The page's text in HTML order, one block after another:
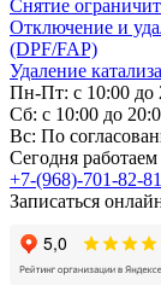
Снятие
Отключение и
(DPF/FAP)
Удаление
Пн-Пт: с 10:00 до
Сб: с 10:00 до
Вс: По
Сегодня
+7-(968)-701-82-81
Записаться